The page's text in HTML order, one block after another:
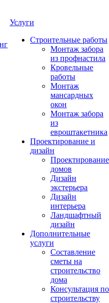
Услуги
Строительные работы
Монтаж забора
из профнастила
Кровельные
работы
Монтаж
мансардных
окон
Монтаж забора
из
евроштакетника
Проектирование и
дизайн
Проектирование
домов
Дизайн
экстерьера
Дизайн
интерьера
Ландшафтный
дизайн
Дополнительные
услуги
Составление
сметы на
строительство
дома
Консультация по
строительству